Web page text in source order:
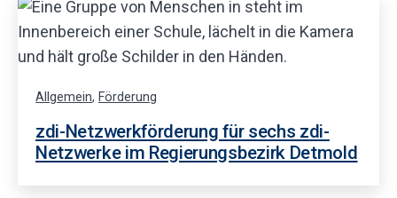
Allgemein, Förderung
zdi-Netzwerkförderung für sechs zdi-
Netzwerke im Regierungsbezirk Detmold